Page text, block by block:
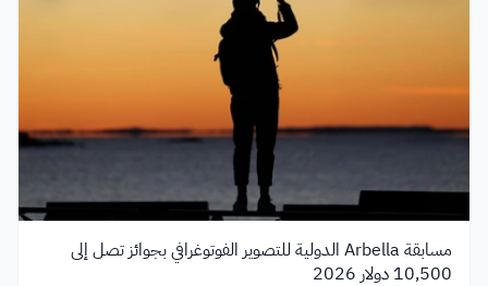
مسابقة Arbella الدولية للتصوير الفوتوغرافي بجوائز تصل إلى
10,500 دولار 2026